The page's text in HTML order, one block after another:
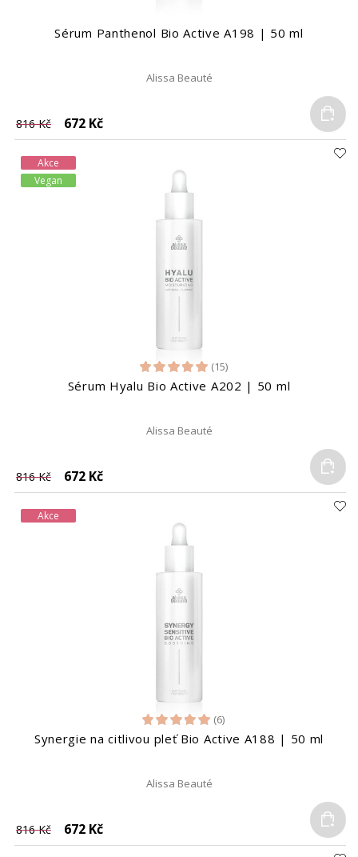
Sérum Panthenol Bio Active A198 | 50 ml
Alissa Beauté
816 Kč 672 Kč
Akce
Vegan
(15)
Sérum Hyalu Bio Active A202 | 50 ml
Alissa Beauté
816 Kč 672 Kč
Akce
(6)
Synergie na citlivou pleť Bio Active A188 | 50 ml
Alissa Beauté
816 Kč 672 Kč